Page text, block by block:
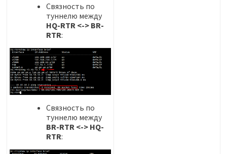
Связность по
туннелю между
HQ-RTR <-> BR-
RTR:
Связность по
туннелю между
BR-RTR <-> HQ-
RTR: